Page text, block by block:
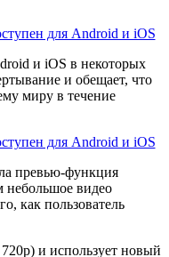
и iOS в некоторых
и обещает, что
миру в течение
превью-функция
небольшое видео
как пользователь
и использует новый